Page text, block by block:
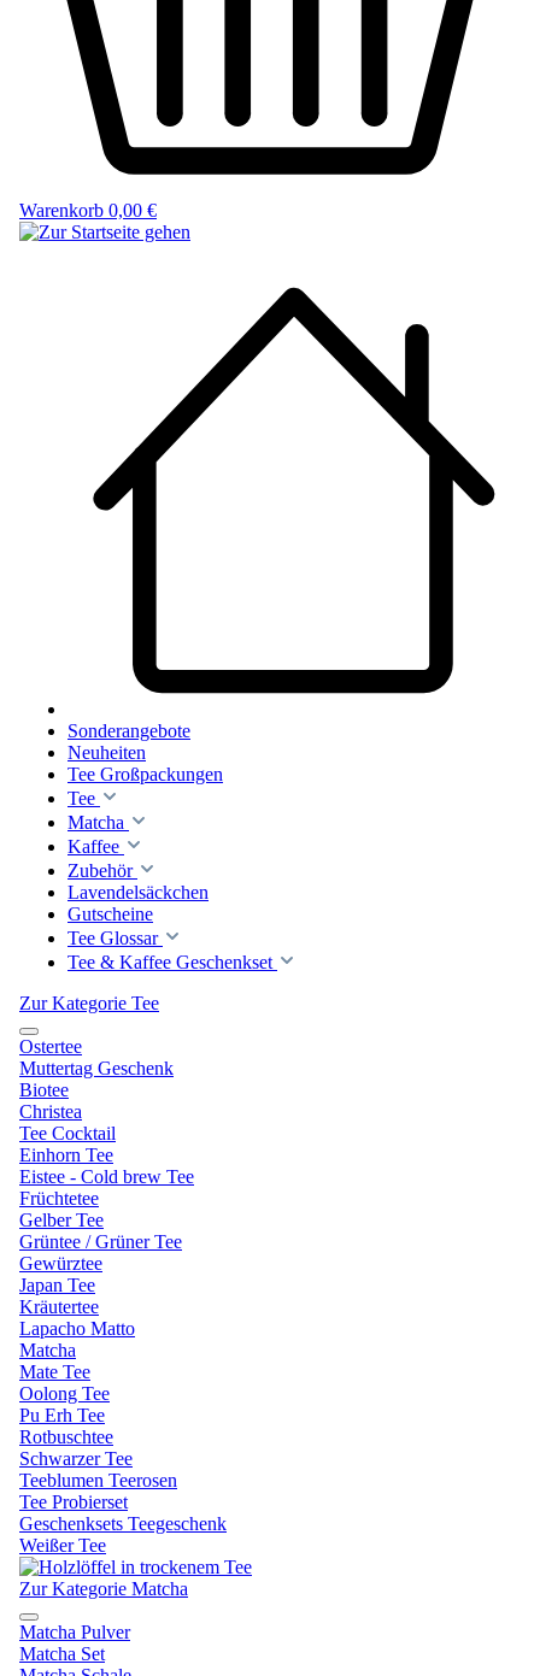
Warenkorb 0,00 €
Sonderangebote
Neuheiten
Tee Großpackungen
Tee
Matcha
Kaffee
Zubehör
Lavendelsäckchen
Gutscheine
Tee Glossar
Tee & Kaffee Geschenkset
Zur Kategorie Tee
Ostertee
Muttertag Geschenk
Biotee
Christea
Tee Cocktail
Einhorn Tee
Eistee - Cold brew Tee
Früchtetee
Gelber Tee
Grüntee / Grüner Tee
Gewürztee
Japan Tee
Kräutertee
Lapacho Matto
Matcha
Mate Tee
Oolong Tee
Pu Erh Tee
Rotbuschtee
Schwarzer Tee
Teeblumen Teerosen
Tee Probierset
Geschenksets Teegeschenk
Weißer Tee
Zur Kategorie Matcha
Matcha Pulver
Matcha Set